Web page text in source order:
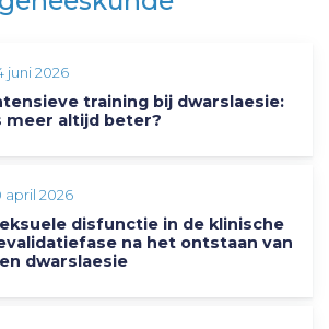
juni 2026
training bij dwarslaesie:
meer altijd beter?
april 2026
disfunctie in de klinische
na het ontstaan van
dwarslaesie